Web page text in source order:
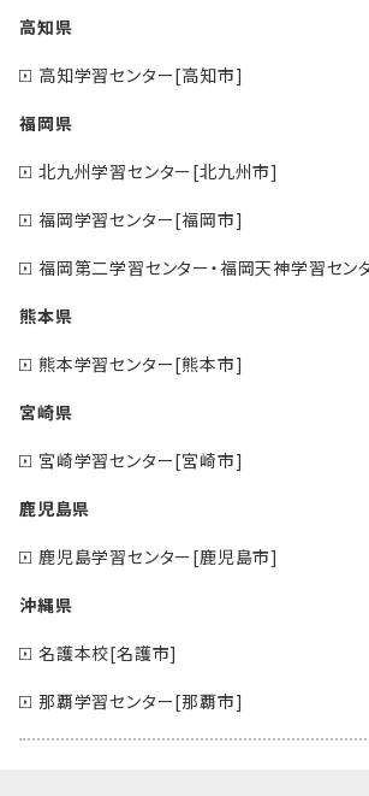
高知県
高知学習センター[高知市]
福岡県
北九州学習センター[北九州市]
福岡学習センター[福岡市]
福岡第二学習センター・福岡天神学習セン
熊本県
熊本学習センター[熊本市]
宮崎県
宮崎学習センター[宮崎市]
鹿児島県
鹿児島学習センター[鹿児島市]
沖縄県
名護本校[名護市]
那覇学習センター[那覇市]